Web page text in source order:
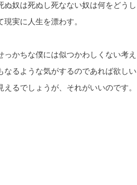
奴は死ぬし死なない奴は何をどうし
実に人生を漂わす。
かちな僕には似つかわしくない考え
るような気がするのであれば欲しい
るでしょうが、それがいいのです。